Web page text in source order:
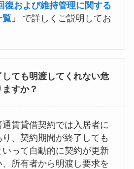
復および維持管理に関する
覧」
で詳しくご説明してお
ても明渡してくれない危
すか？
賃貸借契約では入居者に
り、契約期間が終了しても
って自動的に契約が更新
、所有者から明渡し要求を